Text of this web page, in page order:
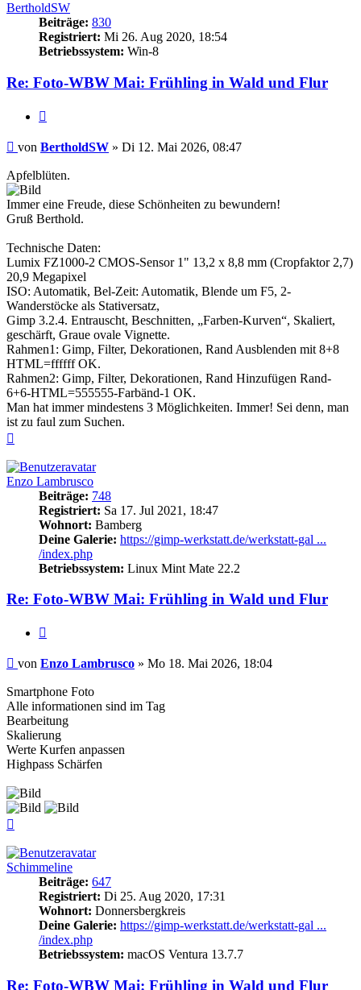
BertholdSW
Beiträge: 830
Registriert: Mi 26. Aug 2020, 18:54
Betriebssystem: Win-8
Re: Foto-WBW Mai: Frühling in Wald und Flur
Beitrag
von BertholdSW » Di 12. Mai 2026, 08:47
Apfelblüten.
Immer eine Freude, diese Schönheiten zu bewundern!
Gruß Berthold.
Technische Daten:
Lumix FZ1000-2 CMOS-Sensor 1" 13,2 x 8,8 mm (Cropfaktor 2,7)
20,9 Megapixel
ISO: Automatik, Bel-Zeit: Automatik, Blende um F5, 2-
Wanderstöcke als Stativersatz,
Gimp 3.2.4. Entrauscht, Beschnitten, „Farben-Kurven“, Skaliert,
geschärft, Graue ovale Vignette.
Rahmen1: Gimp, Filter, Dekorationen, Rand Ausblenden mit 8+8
HTML=ffffff OK.
Rahmen2: Gimp, Filter, Dekorationen, Rand Hinzufügen Rand-
6+6-HTML=555555-Farbänd-1 OK.
Man hat immer mindestens 3 Möglichkeiten. Immer! Sei denn, man
ist zu faul zum Suchen.
Enzo Lambrusco
Beiträge: 748
Registriert: Sa 17. Jul 2021, 18:47
Wohnort: Bamberg
Deine Galerie: https://gimp-werkstatt.de/werkstatt-gal ...
/index.php
Betriebssystem: Linux Mint Mate 22.2
Re: Foto-WBW Mai: Frühling in Wald und Flur
Beitrag
von Enzo Lambrusco » Mo 18. Mai 2026, 18:04
Smartphone Foto
Alle informationen sind im Tag
Bearbeitung
Skalierung
Werte Kurfen anpassen
Highpass Schärfen
Schimmeline
Beiträge: 647
Registriert: Di 25. Aug 2020, 17:31
Wohnort: Donnersbergkreis
Deine Galerie: https://gimp-werkstatt.de/werkstatt-gal ...
/index.php
Betriebssystem: macOS Ventura 13.7.7
Re: Foto-WBW Mai: Frühling in Wald und Flur